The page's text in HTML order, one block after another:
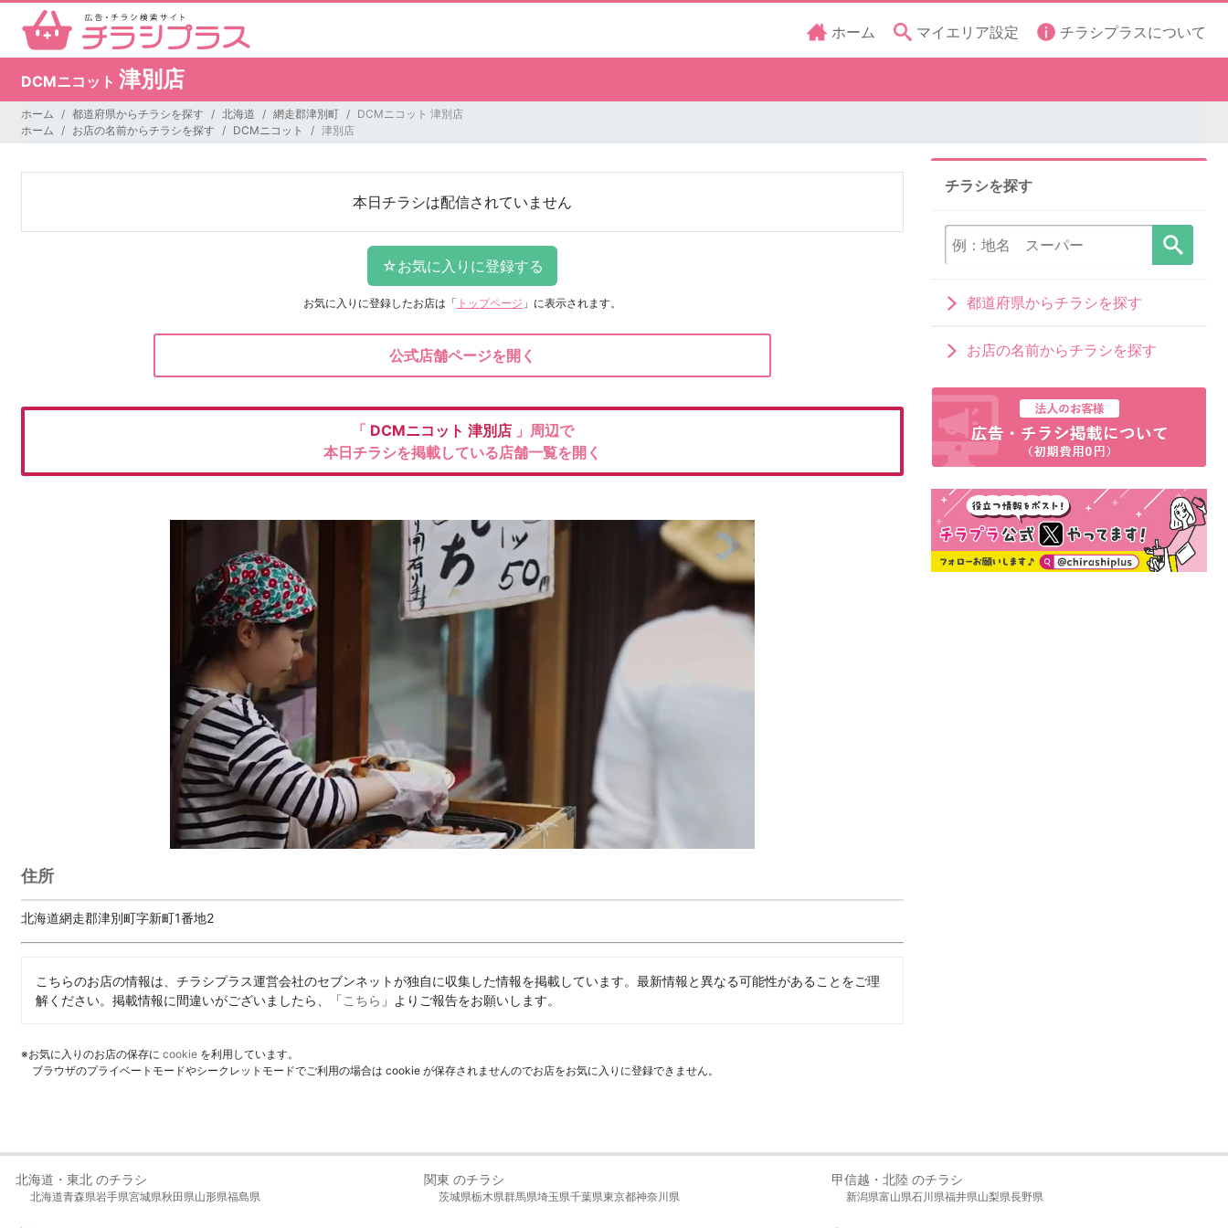
ホーム マイエリア設定 チラシプラスについて
DCMニコット 津別店
ホーム 都道府県からチラシを探す 北海道 網走郡津別町
DCMニコット 津別店
ホーム
お店の名前からチラシを探す DCMニコット 津別店
本日チラシは配信されていません
お気に入りに登録したお店は 「 トップページ 」に表示されます。
公式店舗ページを開く
「 DCMニコット 津別店 」周辺で
本日チラシを掲載している店舗一覧を開く
住所
北海道網走郡津別町字新町1番地2
こちらのお店の情報は、チラシプラス運営会社のセブンネットが独自に収集した情報を掲載しています。最新情報と異なる可能性があることをご理
解ください。掲載情報に間違いがございましたら、「こちら 」よりご報告をお願いします。
※お気に入りのお店の保存に cookie を利用しています。
ブラウザのプライベートモードやシークレットモードでご利用の場合は cookie が保存されませんのでお店をお気に入りに登録できません。
チラシを探す
都道府県からチラシを探す
お店の名前からチラシを探す
北海道・東北 のチラシ
北海道青森県岩手県宮城県秋田県山形県福島県
関東 のチラシ
茨城県栃木県群馬県埼玉県千葉県東京都神奈川県
甲信越・北陸 のチラシ
新潟県富山県石川県福井県山梨県長野県